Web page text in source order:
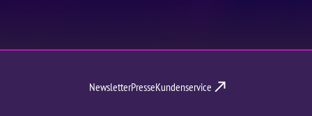
NewsletterPresseKundenservice